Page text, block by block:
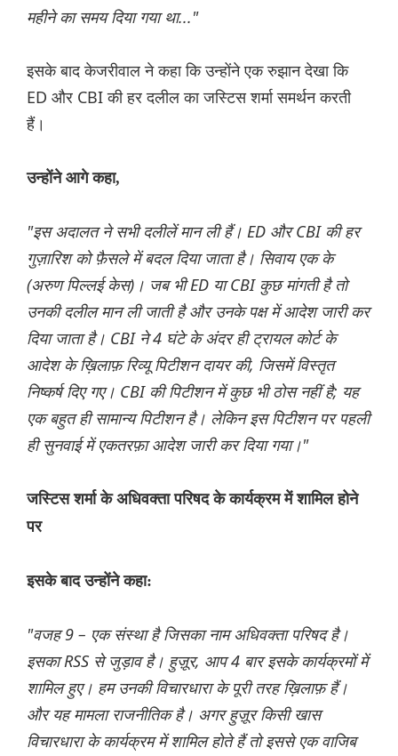
महीने का समय दिया गया था..."
इसके बाद केजरीवाल ने कहा कि उन्होंने एक रुझान देखा कि
ED और CBI की हर दलील का जस्टिस शर्मा समर्थन करती
हैं।
उन्होंने आगे कहा,
"इस अदालत ने सभी दलीलें मान ली हैं। ED और CBI की हर
गुज़ारिश को फ़ैसले में बदल दिया जाता है। सिवाय एक के
(अरुण पिल्लई केस)। जब भी ED या CBI कुछ मांगती है तो
उनकी दलील मान ली जाती है और उनके पक्ष में आदेश जारी कर
दिया जाता है। CBI ने 4 घंटे के अंदर ही ट्रायल कोर्ट के
आदेश के ख़िलाफ़ रिव्यू पिटीशन दायर की, जिसमें विस्तृत
निष्कर्ष दिए गए। CBI की पिटीशन में कुछ भी ठोस नहीं है; यह
एक बहुत ही सामान्य पिटीशन है। लेकिन इस पिटीशन पर पहली
ही सुनवाई में एकतरफ़ा आदेश जारी कर दिया गया।"
जस्टिस शर्मा के अधिवक्ता परिषद के कार्यक्रम में शामिल होने
पर
इसके बाद उन्होंने कहा:
"वजह 9 – एक संस्था है जिसका नाम अधिवक्ता परिषद है।
इसका RSS से जुड़ाव है। हुज़ूर, आप 4 बार इसके कार्यक्रमों में
शामिल हुए। हम उनकी विचारधारा के पूरी तरह ख़िलाफ़ हैं।
और यह मामला राजनीतिक है। अगर हुज़ूर किसी खास
विचारधारा के कार्यक्रम में शामिल होते हैं तो इससे एक वाजिब